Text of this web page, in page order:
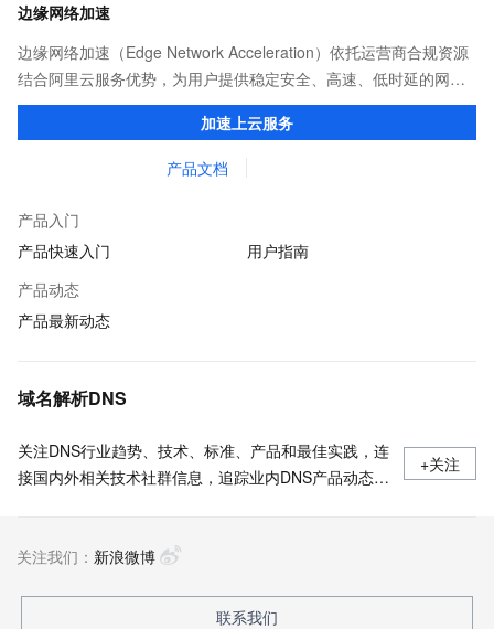
边缘网络加速
边缘网络加速（Edge Network Acceleration）依托运营商合规资源
结合阿里云服务优势，为用户提供稳定安全、高速、低时延的网络
传输，解决客户不同站点的连接、组网、数据安全传输、业务质量
加速上云服务
产品文档
产品入门
产品快速入门
用户指南
产品动态
产品最新动态
域名解析DNS
关注DNS行业趋势、技术、标准、产品和最佳实践，连
接国内外相关技术社群信息，追踪业内DNS产品动态，
+关注
关注我们： 新浪微博
联系我们